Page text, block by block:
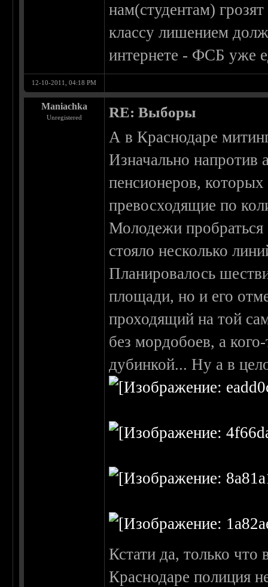
нам(студентам)
классу лишением
интернете - ФСБ уже
12-10-2011, 04:18 PM
Maniachka
Unregistered RE: Выборы
А в Краснодаре
Изначально напротив
пенсионеров,
превосходящие по
Молодежи пробраться
стояло несколько
Планировалось
площади, но и его
проходящий на той
без мордобоев, а
дубинкой... Ну а в
Кстати да, только
Краснодаре полиция